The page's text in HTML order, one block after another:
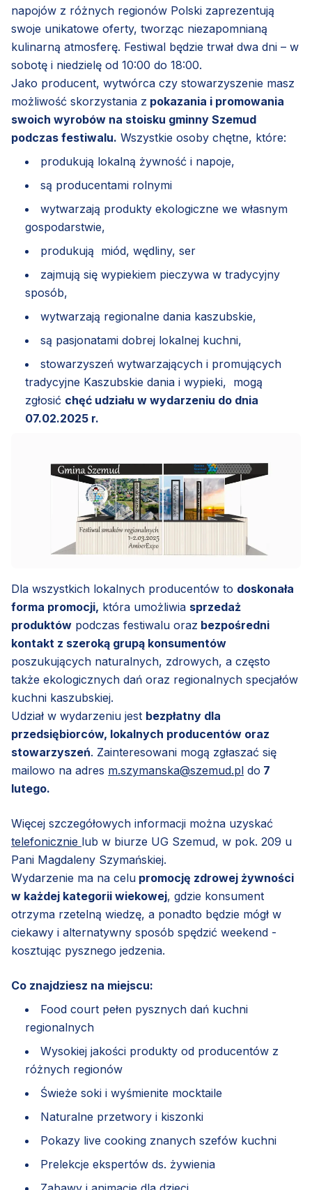
napojów z różnych regionów Polski zaprezentują
swoje unikatowe oferty, tworząc niezapomnianą
kulinarną atmosferę. Festiwal będzie trwał dwa dni – w
sobotę i niedzielę od 10:00 do 18:00.
Jako producent, wytwórca czy stowarzyszenie masz
możliwość skorzystania z pokazania i promowania
swoich wyrobów na stoisku gminny Szemud
podczas festiwalu. Wszystkie osoby chętne, które:
produkują lokalną żywność i napoje,
są producentami rolnymi
wytwarzają produkty ekologiczne we własnym
gospodarstwie,
produkują miód, wędliny, ser
zajmują się wypiekiem pieczywa w tradycyjny
sposób,
wytwarzają regionalne dania kaszubskie,
są pasjonatami dobrej lokalnej kuchni,
stowarzyszeń wytwarzających i promujących
tradycyjne Kaszubskie dania i wypieki, mogą
zgłosić chęć udziału w wydarzeniu do dnia
07.02.2025 r.
Dla wszystkich lokalnych producentów to doskonała
forma promocji, która umożliwia sprzedaż
produktów podczas festiwalu oraz bezpośredni
kontakt z szeroką grupą konsumentów
poszukujących naturalnych, zdrowych, a często
także ekologicznych dań oraz regionalnych specjałów
kuchni kaszubskiej.
Udział w wydarzeniu jest bezpłatny dla
przedsiębiorców, lokalnych producentów oraz
stowarzyszeń. Zainteresowani mogą zgłaszać się
mailowo na adres m.szymanska@szemud.pl do 7
lutego.
Więcej szczegółowych informacji można uzyskać
telefonicznie lub w biurze UG Szemud, w pok. 209 u
Pani Magdaleny Szymańskiej.
Wydarzenie ma na celu promocję zdrowej żywności
w każdej kategorii wiekowej, gdzie konsument
otrzyma rzetelną wiedzę, a ponadto będzie mógł w
ciekawy i alternatywny sposób spędzić weekend -
kosztując pysznego jedzenia.
Co znajdziesz na miejscu:
Food court pełen pysznych dań kuchni
regionalnych
Wysokiej jakości produkty od producentów z
różnych regionów
Świeże soki i wyśmienite mocktaile
Naturalne przetwory i kiszonki
Pokazy live cooking znanych szefów kuchni
Prelekcje ekspertów ds. żywienia